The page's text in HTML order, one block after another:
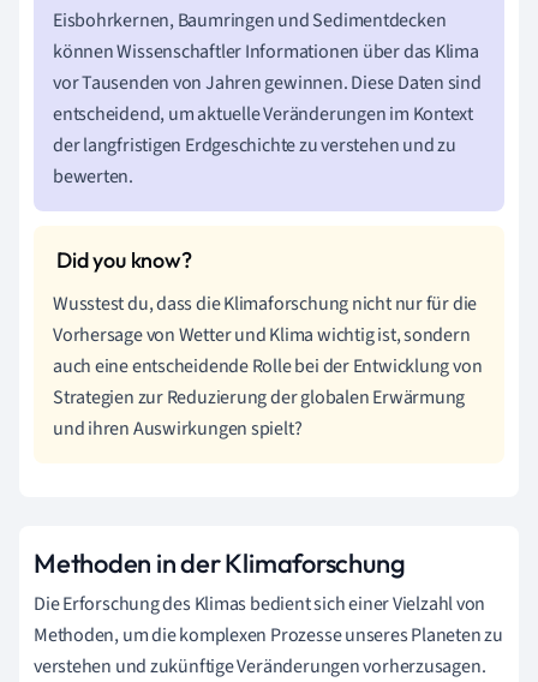
Eisbohrkernen, Baumringen und Sedimentdecken
können Wissenschaftler Informationen über das Klima
vor Tausenden von Jahren gewinnen. Diese Daten sind
entscheidend, um aktuelle Veränderungen im Kontext
der langfristigen Erdgeschichte zu verstehen und zu
bewerten.
Wusstest du, dass die Klimaforschung nicht nur für die
Vorhersage von Wetter und Klima wichtig ist, sondern
auch eine entscheidende Rolle bei der Entwicklung von
Strategien zur Reduzierung der globalen Erwärmung
und ihren Auswirkungen spielt?
Methoden in der Klimaforschung
Die Erforschung des Klimas bedient sich einer Vielzahl von
Methoden, um die komplexen Prozesse unseres Planeten zu
verstehen und zukünftige Veränderungen vorherzusagen.